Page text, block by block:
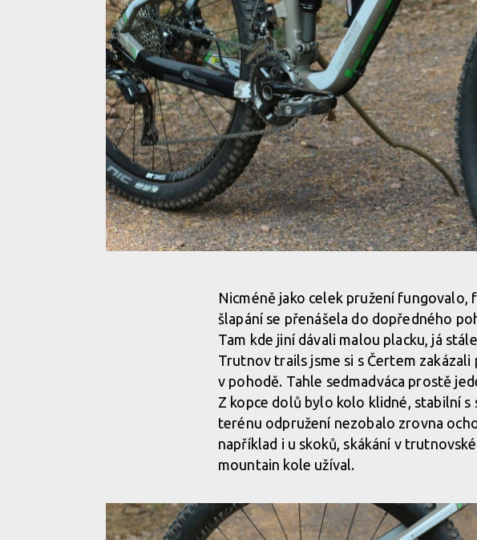
Test: Bergamont Trailster 8.0 - rychlý all mountain ze St. Pauli
Test: Bergamont Trailster 8.0 - rychlý all mountain ze St. Pauli
Test: Bergamont Trailster 8.0 - rychlý all mountain ze St. Pauli
Nicméně jako celek pružení
šlapání se přenášela do dopředného
Tam kde jiní dávali malou placku, já
Trutnov trails jsme si s Čertem
v pohodě. Tahle sedmadváca prostě
Z kopce dolů bylo kolo klidné, stabilní
terénu odpružení nezobalo zrovna
například i u skoků, skákání v
mountain kole užíval.